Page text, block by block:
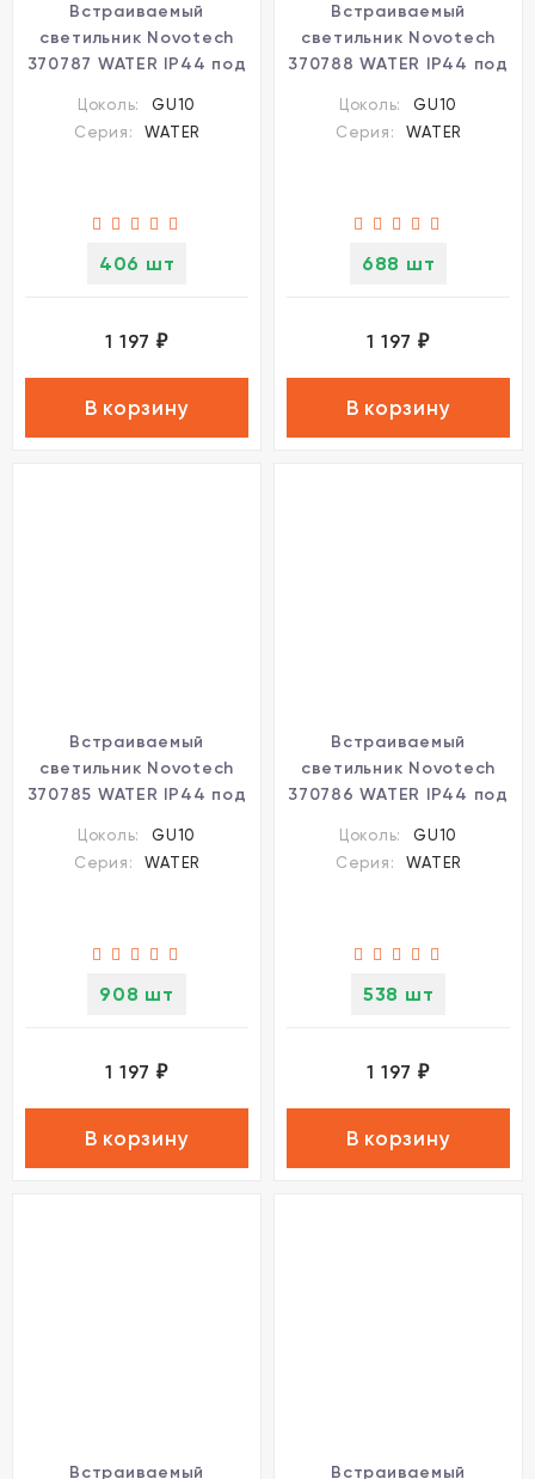
Встраиваемый
светильник Novotech
370787 WATER IP44 под
Цоколь:
GU10
Серия:
WATER
406 шт
1 197 ₽
В корзину
Встраиваемый
светильник Novotech
370788 WATER IP44 под
Цоколь:
GU10
Серия:
WATER
688 шт
1 197 ₽
В корзину
Встраиваемый
светильник Novotech
370785 WATER IP44 под
Цоколь:
GU10
Серия:
WATER
908 шт
1 197 ₽
В корзину
Встраиваемый
светильник Novotech
370786 WATER IP44 под
Цоколь:
GU10
Серия:
WATER
538 шт
1 197 ₽
В корзину
Встраиваемый Встраиваемый